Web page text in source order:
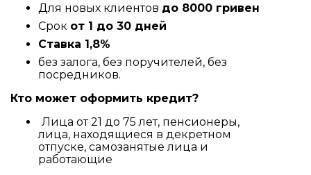
Для новых клиентов до 8000 гривен
Срок от 1 до 30 дней
Ставка 1,8%
без залога, без поручителей, без
посредников.
Кто может оформить кредит?
Лица от 21 до 75 лет, пенсионеры,
лица, находящиеся в декретном
отпуске, самозанятые лица и
работающие